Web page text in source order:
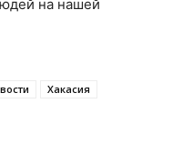
на нашей
Хакасия